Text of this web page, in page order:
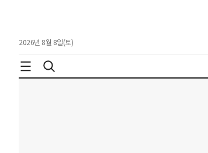
2026년 8월 8일(토)